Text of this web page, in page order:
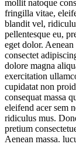
mollit natoque
fringilla vitae,
blandit vel,
pellentesque eu,
eget dolor.
consectet
dolore magna
exercitation
cupidatat non
consequat massa
eleifend acer sem
ridiculus mus.
pretium
Aenean massa.